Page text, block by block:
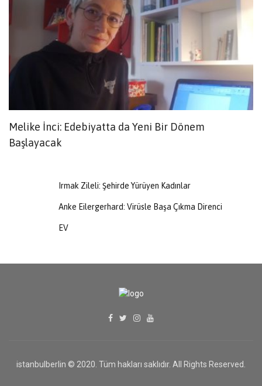
Melike İnci: Edebiyatta da Yeni Bir Dönem
Başlayacak
Irmak Zileli: Şehirde Yürüyen Kadınlar
Anke Eilergerhard: Virüsle Başa Çıkma Direnci
EV
istanbulberlin © 2020. Tüm hakları saklıdır. All Rights Reserved.